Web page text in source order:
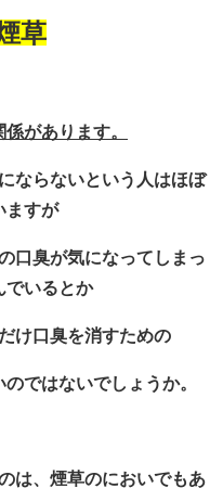
草
があります。
ならないという人はほぼ
ますが
口臭が気になってしまっ
でいるとか
け口臭を消すための
ではないでしょうか。
は、煙草のにおいでもあ